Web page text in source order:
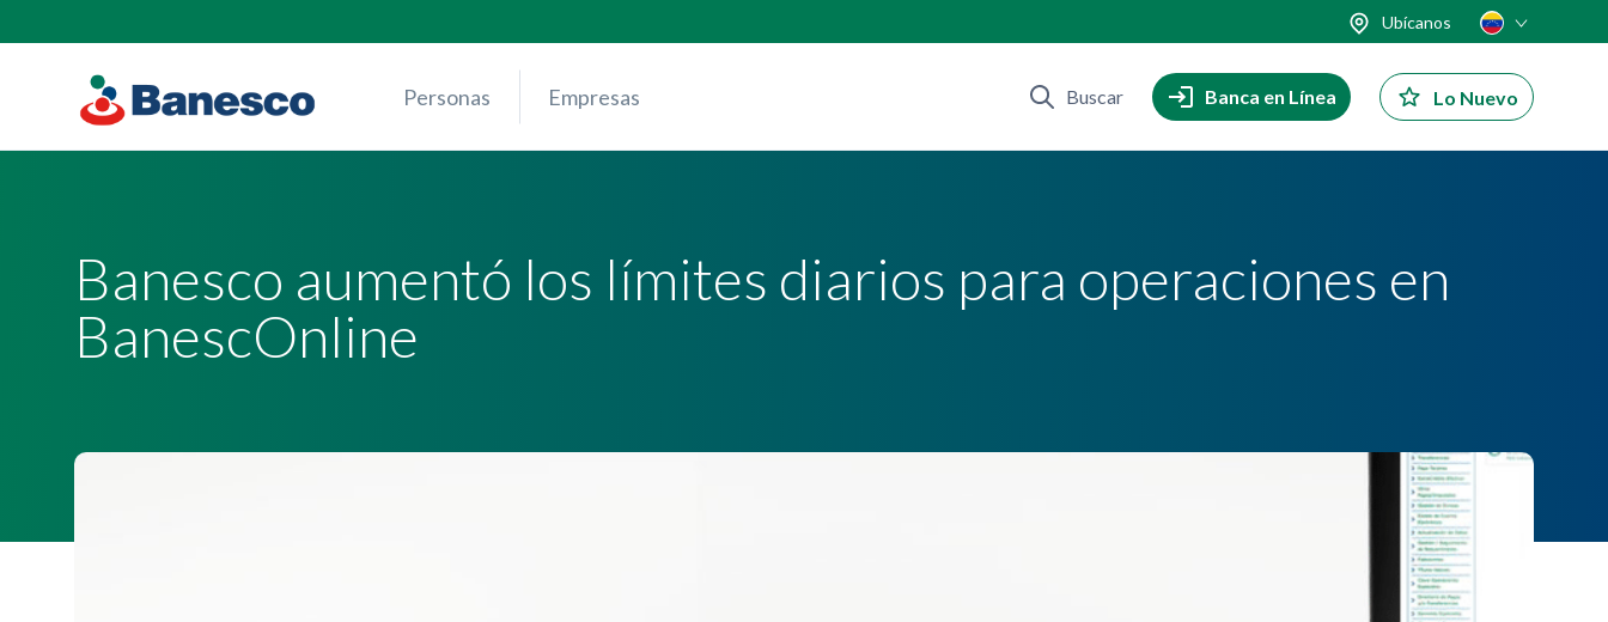
content
Ubícanos
Personas Empresas Buscar Banca en Línea Lo Nuevo
Banesco aumentó los límites diarios para operaciones en
BanescOnline